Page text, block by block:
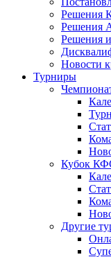
Решения
Решения
Решения
Новости
Турниры
Кубок
Другие